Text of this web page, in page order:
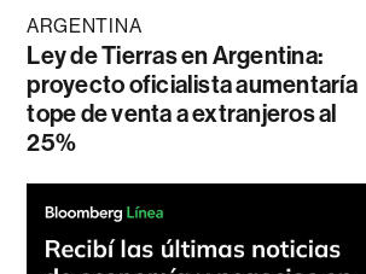
ARGENTINA
Ley de Tierras en Argentina:
proyecto oficialista aumentaría
tope de venta a extranjeros al
25%